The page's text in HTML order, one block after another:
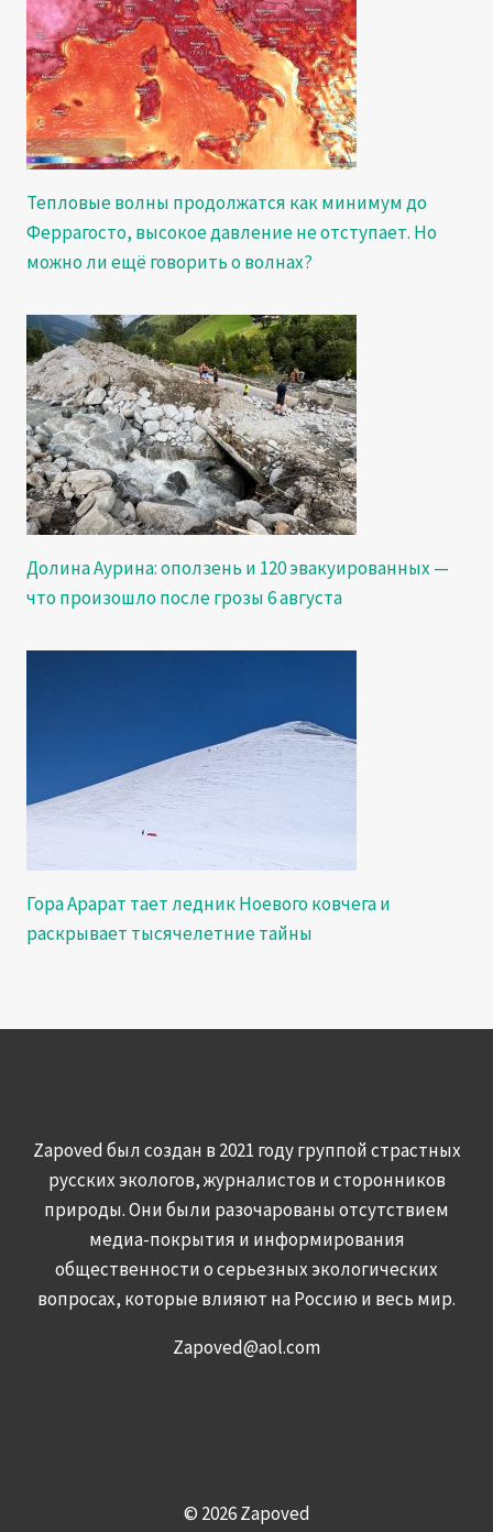
Тепловые волны продолжатся как минимум до
Феррагосто, высокое давление не отступает. Но
можно ли ещё говорить о волнах?
Долина Аурина: оползень и 120 эвакуированных —
что произошло после грозы 6 августа
Гора Арарат тает ледник Ноевого ковчега и
раскрывает тысячелетние тайны
Zapoved был создан в 2021 году группой страстных
русских экологов, журналистов и сторонников
природы. Они были разочарованы отсутствием
медиа-покрытия и информирования
общественности о серьезных экологических
вопросах, которые влияют на Россию и весь мир.
Zapoved@aol.com
© 2026 Zapoved